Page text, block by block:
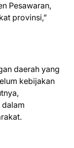
Pesawaran,
provinsi,”
daerah yang
kebijakan